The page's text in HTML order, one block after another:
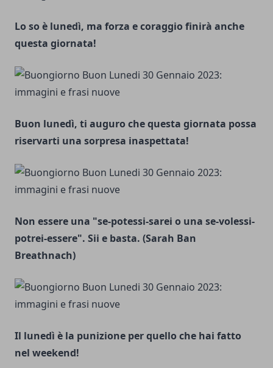
Lo so è lunedì, ma forza e coraggio finirà anche
questa giornata!
Buon lunedì, ti auguro che questa giornata possa
riservarti una sorpresa inaspettata!
Non essere una "se-potessi-sarei o una se-volessi-
potrei-essere". Sii e basta. (Sarah Ban
Breathnach)
Il lunedì è la punizione per quello che hai fatto
nel weekend!